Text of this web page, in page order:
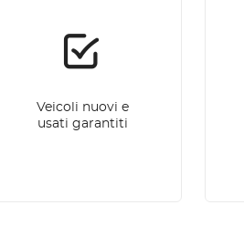
Veicoli nuovi e
usati garantiti